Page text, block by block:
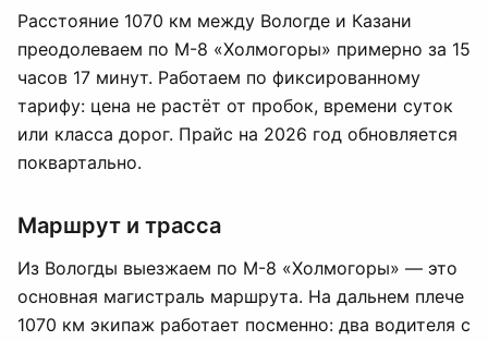
Расстояние 1070 км между Вологде и Казани
преодолеваем по М-8 «Холмогоры» примерно за 15
часов 17 минут. Работаем по фиксированному
тарифу: цена не растёт от пробок, времени суток
или класса дорог. Прайс на 2026 год обновляется
поквартально.
Маршрут и трасса
Из Вологды выезжаем по М-8 «Холмогоры» — это
основная магистраль маршрута. На дальнем плече
1070 км экипаж работает посменно: два водителя с